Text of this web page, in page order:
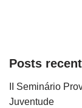
Posts
II Seminário
Juventude